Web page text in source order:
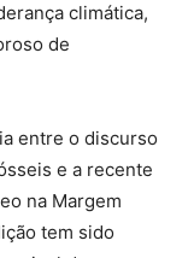
climática,
de
entre o discurso
e a recente
na Margem
tem sido